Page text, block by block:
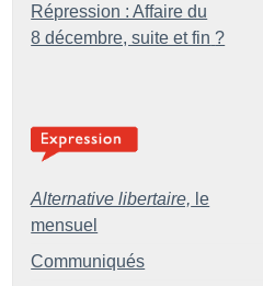
Répression : Affaire du
8 décembre, suite et fin ?
Alternative libertaire, le
mensuel
Communiqués